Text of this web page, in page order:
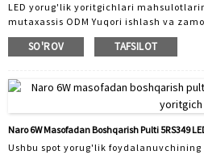
LED yorug'lik yoritgichlari
mutaxassis ODM Yuqori ishlash va
chiqilgan Pointer Bee 7W Downlight
kashf eting. Turar-joy va tijorat joylari
texnologiyani minimalistik dizayn bilan
xususiyatlar: Aniq aniqlik:
minimal to'kilmasin bilan ta'minlaydi,
yoki muayyan ob'ektni ta'kidlash
SO'ROV TAFSILOT
Naro 6W Masofadan Boshqarish Pulti 5RS349
Ushbu spot yorug'lik